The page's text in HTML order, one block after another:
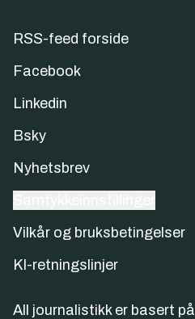
RSS-feed forside
Facebook
Linkedin
Bsky
Nyhetsbrev
Vilkår og bruksbetingelser
KI-retningslinjer
All journalistikk er basert på